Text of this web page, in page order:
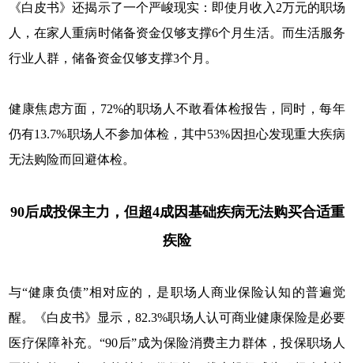
《白皮书》还揭示了一个严峻现实：即使月收入2万元的职场
人，在家人重病时储备资金仅够支撑6个月生活。而生活服务
行业人群，储备资金仅够支撑3个月。
健康焦虑方面，72%的职场人不敢看体检报告，同时，每年
仍有13.7%职场人不参加体检，其中53%因担心发现重大疾病
无法购险而回避体检。
90后成投保主力，但超4成因基础疾病无法购买合适重
疾险
与“健康负债”相对应的，是职场人商业保险认知的普遍觉
醒。《白皮书》显示，82.3%职场人认可商业健康保险是必要
医疗保障补充。“90后”成为保险消费主力群体，投保职场人